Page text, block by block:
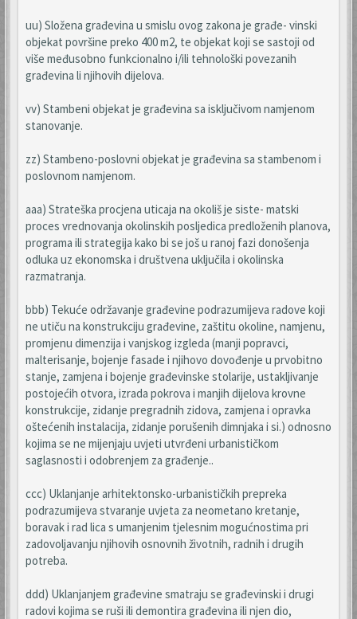
uu) Složena građevina u smislu ovog zakona je građe- vinski
objekat površine preko 400 m2, te objekat koji se sastoji od
više međusobno funkcionalno i/ili tehnološki povezanih
građevina li njihovih dijelova.
vv) Stambeni objekat je građevina sa isključivom namjenom
stanovanje.
zz) Stambeno-poslovni objekat je građevina sa stambenom i
poslovnom namjenom.
aaa) Strateška procjena uticaja na okoliš je siste- matski
proces vrednovanja okolinskih posljedica predloženih planova,
programa ili strategija kako bi se još u ranoj fazi donošenja
odluka uz ekonomska i društvena uključila i okolinska
razmatranja.
bbb) Tekuće održavanje građevine podrazumijeva radove koji
ne utiču na konstrukciju građevine, zaštitu okoline, namjenu,
promjenu dimenzija i vanjskog izgleda (manji popravci,
malterisanje, bojenje fasade i njihovo dovođenje u prvobitno
stanje, zamjena i bojenje građevinske stolarije, ustakljivanje
postojećih otvora, izrada pokrova i manjih dijelova krovne
konstrukcije, zidanje pregradnih zidova, zamjena i opravka
oštećenih instalacija, zidanje porušenih dimnjaka i si.) odnosno
kojima se ne mijenjaju uvjeti utvrđeni urbanističkom
saglasnosti i odobrenjem za građenje..
ccc) Uklanjanje arhitektonsko-urbanističkih prepreka
podrazumijeva stvaranje uvjeta za neometano kretanje,
boravak i rad lica s umanjenim tjelesnim mogućnostima pri
zadovoljavanju njihovih osnovnih životnih, radnih i drugih
potreba.
ddd) Uklanjanjem građevine smatraju se građevinski i drugi
radovi kojima se ruši ili demontira građevina ili njen dio,